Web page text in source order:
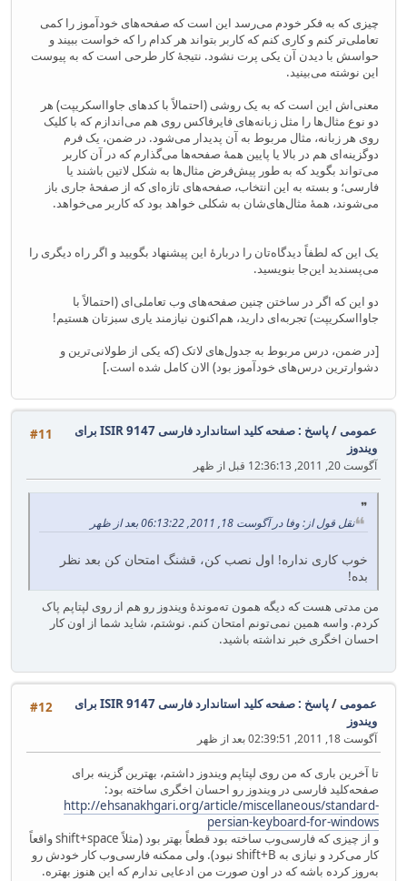
چیزی که به فکر خودم می‌رسد این است که صفحه‌های خودآموز را کمی
تعاملی‌تر کنم و کاری کنم که کاربر بتواند هر کدام را که خواست ببیند و
حواسش با دیدن آن یکی پرت نشود. نتیجهٔ کار طرحی است که به پیوست
این نوشته می‌بینید.
معنی‌اش این است که به یک روشی (احتمالاً با کدهای جاوااسکریپت) هر
دو نوع مثال‌ها را مثل زبانه‌های فایرفاکس روی هم می‌اندازم که با کلیک
روی هر زبانه، مثال مربوط به آن پدیدار می‌شود. در ضمن، یک فرم
دوگزینه‌ای هم در بالا یا پایین همهٔ صفحه‌ها می‌گذارم که در آن کاربر
می‌تواند بگوید که به طور پیش‌فرض مثال‌ها به شکل لاتین باشند یا
فارسی؛ و بسته به این انتخاب، صفحه‌های تازه‌ای که از صفحهٔ جاری باز
می‌شوند، همهٔ مثال‌های‌شان به شکلی خواهد بود که کاربر می‌خواهد.
یک این که لطفاً دیدگاه‌تان را دربارهٔ این پیشنهاد بگویید و اگر راه دیگری را
می‌پسندید این‌جا بنویسید.
دو این که اگر در ساختن چنین صفحه‌های وب تعاملی‌ای (احتمالاً با
جاوااسکریپت) تجربه‌ای دارید، هم‌اکنون نیازمند یاری سبزتان هستیم!
[در ضمن، درس مربوط به جدول‌های لاتک (که یکی از طولانی‌ترین و
دشوارترین درس‌های خودآموز بود) الان کامل شده است.]
#11 عمومی /
پاسخ : صفحه کلید استاندارد فارسی ISIR 9147 برای
ویندوز
آگوست 20, 2011, 12:36:13 قبل از ظهر
نقل قول از: وفا در آگوست 18, 2011, 06:13:22 بعد از ظهر
خوب کاری نداره! اول نصب کن، قشنگ امتحان کن بعد نظر
بده!
من مدتی هست که دیگه همون ته‌موندهٔ ویندوز رو هم از روی لپتاپم پاک
کردم. واسه همین نمی‌تونم امتحان کنم. نوشتم، شاید شما از اون کار
احسان اخگری خبر نداشته باشید.
#12 عمومی/
پاسخ : صفحه کلید استاندارد فارسی ISIR 9147 برای
ویندوز
آگوست 18, 2011, 02:39:51 بعد از ظهر
تا آخرین باری که من روی لپتاپم ویندوز داشتم، بهترین گزینه برای
صفحه‌کلید فارسی در ویندوز رو احسان اخگری ساخته بود:
http://ehsanakhgari.org/article/miscellaneous/standard-
persian-keyboard-for-windows
و از چیزی که فارسی‌وب ساخته بود قطعاً بهتر بود (مثلاً shift+space واقعاً
کار می‌کرد و نیازی به shift+B نبود). ولی ممکنه فارسی‌وب کار خودش رو
به‌روز کرده باشه که در اون صورت من ادعایی ندارم که این هنوز بهتره.